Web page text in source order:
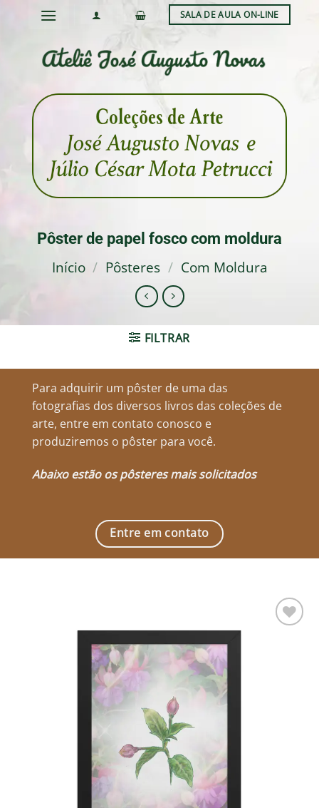
SALA DE AULA ON-LINE
Pôster de papel fosco com moldura
Início / Pôsteres / Com Moldura
FILTRAR
Para adquirir um pôster de uma das
fotografias dos diversos livros das coleções de
arte, entre em contato conosco e
produziremos o pôster para você.
Abaixo estão os pôsteres mais solicitados
Entre em contato